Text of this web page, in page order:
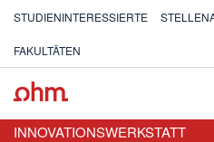
STUDIENINTERESSIERTE
FAKULTÄTEN
INNOVATIONSWERKSTATT